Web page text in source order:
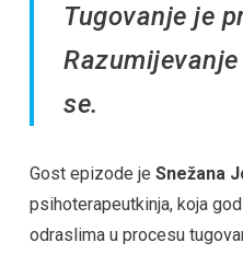
Tugovanje je
se.
Gost epizode je Snežana
psihoterapeutkinja, koja
odraslima u procesu